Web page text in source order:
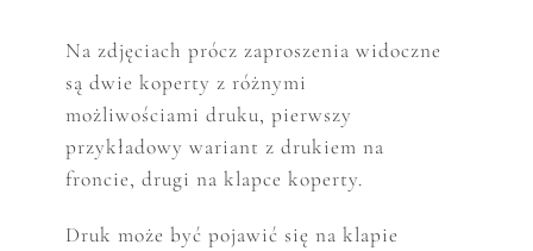
Na zdjęciach prócz zaproszenia widoczne
są dwie koperty z różnymi
możliwościami druku, pierwszy
przykładowy wariant z drukiem na
froncie, drugi na klapce koperty.
Druk może być pojawić się na klapie